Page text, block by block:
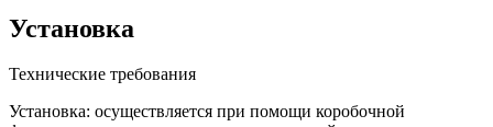
Установка
Технические требования
Установка: осуществляется при помощи коробочной